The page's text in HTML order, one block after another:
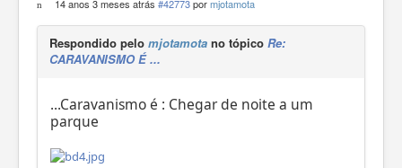
14 anos 3 meses atrás #42773 pormjotamota
Respondido pelo mjotamota no tópico Re:
CARAVANISMO É ...
...Caravanismo é : Chegar de noite a um
parque